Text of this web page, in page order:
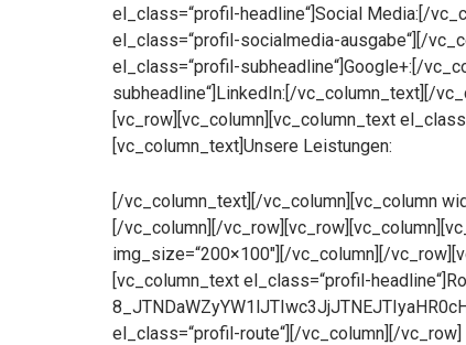
el_class=“profil-headline“]Social Media:[/
el_class=“profil-socialmedia-ausgabe“][/
el_class=“profil-subheadline“]Google+:[/
subheadline“]LinkedIn:[/vc_column_text][/
[vc_row][vc_column][vc_column_text
[vc_column_text]Unsere Leistungen:
[/vc_column_text][/vc_column][vc_column
[/vc_column][/
img_size=“200×100″][/vc_column][/
[vc_column_text el_class=“profil-
el_class=“profil-route“][/vc_column][/vc_row]